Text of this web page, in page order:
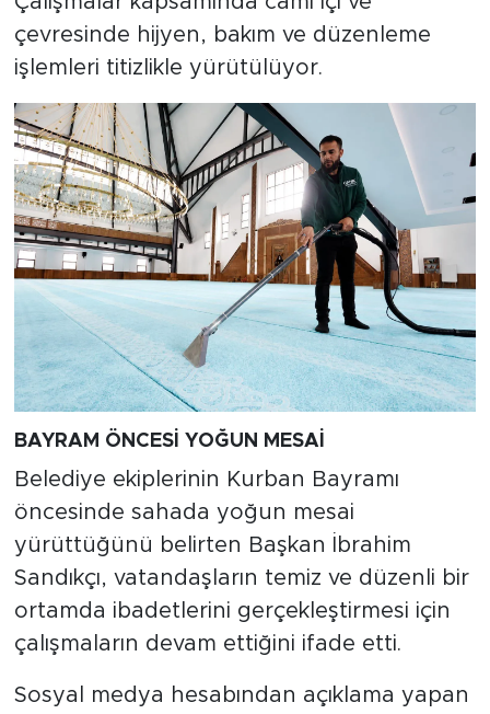
çevresinde hijyen, bakım ve düzenleme
işlemleri titizlikle yürütülüyor.
BAYRAM ÖNCESİ YOĞUN MESAİ
Belediye ekiplerinin Kurban Bayramı
öncesinde sahada yoğun mesai
yürüttüğünü belirten Başkan İbrahim
Sandıkçı, vatandaşların temiz ve düzenli bir
ortamda ibadetlerini gerçekleştirmesi için
çalışmaların devam ettiğini ifade etti.
Sosyal medya hesabından açıklama yapan